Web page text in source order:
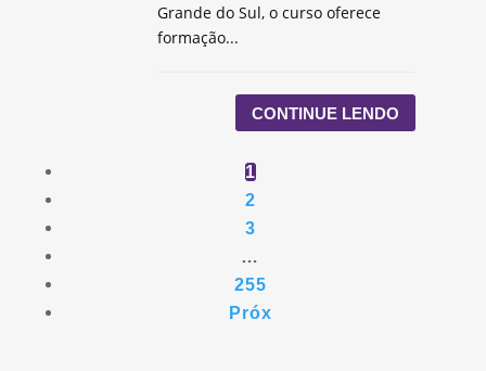
Grande do Sul, o curso oferece
formação...
CONTINUE LENDO
1
2
3
…
255
Próx